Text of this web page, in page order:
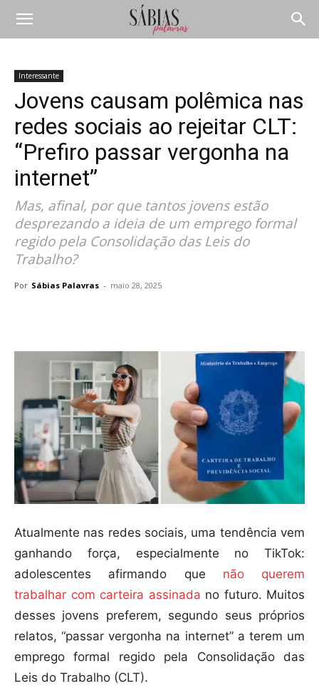
Interessante
Jovens causam polêmica nas
redes sociais ao rejeitar CLT:
“Prefiro passar vergonha na
internet”
Mas, afinal, por que tantos jovens estão
desprezando a ideia de um emprego formal
regido pela Consolidação das Leis do
Trabalho?
Por Sábias Palavras - maio 28, 2025
Atualmente nas redes sociais, uma tendência vem
ganhando força, especialmente no TikTok:
adolescentes afirmando que não querem
trabalhar com carteira assinada no futuro. Muitos
desses jovens preferem, segundo seus próprios
relatos, “passar vergonha na internet” a terem um
emprego formal regido pela Consolidação das
Leis do Trabalho (CLT).